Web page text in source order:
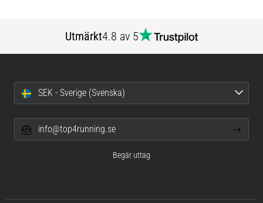
Utmärkt4.8 av 5
SEK - Sverige (Svenska)
info@top4running.se
Begär uttag